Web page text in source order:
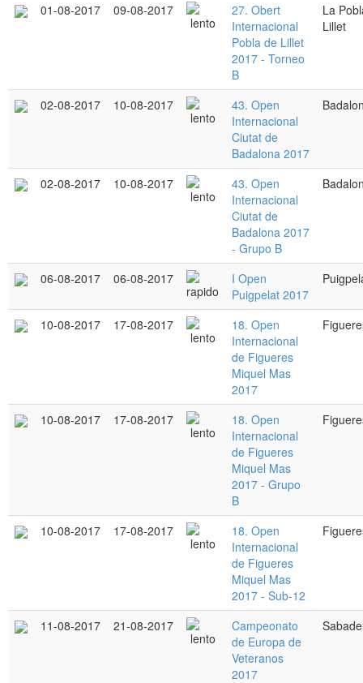
01-08-2017 09-08-2017
27. Obert
Internacional
Pobla de Lillet
2017 - Torneo
B
La
Lillet
02-08-2017 10-08-2017
43. Open
Internacional
Ciutat de
Badalona 2017
02-08-2017 10-08-2017
43. Open
Internacional
Ciutat de
Badalona 2017
- Grupo B
06-08-2017 06-08-2017
I Open
Puigpelat 2017
10-08-2017 17-08-2017
18. Open
Internacional
de Figueres
Miquel Mas
2017
10-08-2017 17-08-2017
18. Open
Internacional
de Figueres
Miquel Mas
2017 - Grupo
B
10-08-2017 17-08-2017
18. Open
Internacional
de Figueres
Miquel Mas
2017 - Sub-12
11-08-2017 21-08-2017
Campeonato
de Europa de
Veteranos
2017